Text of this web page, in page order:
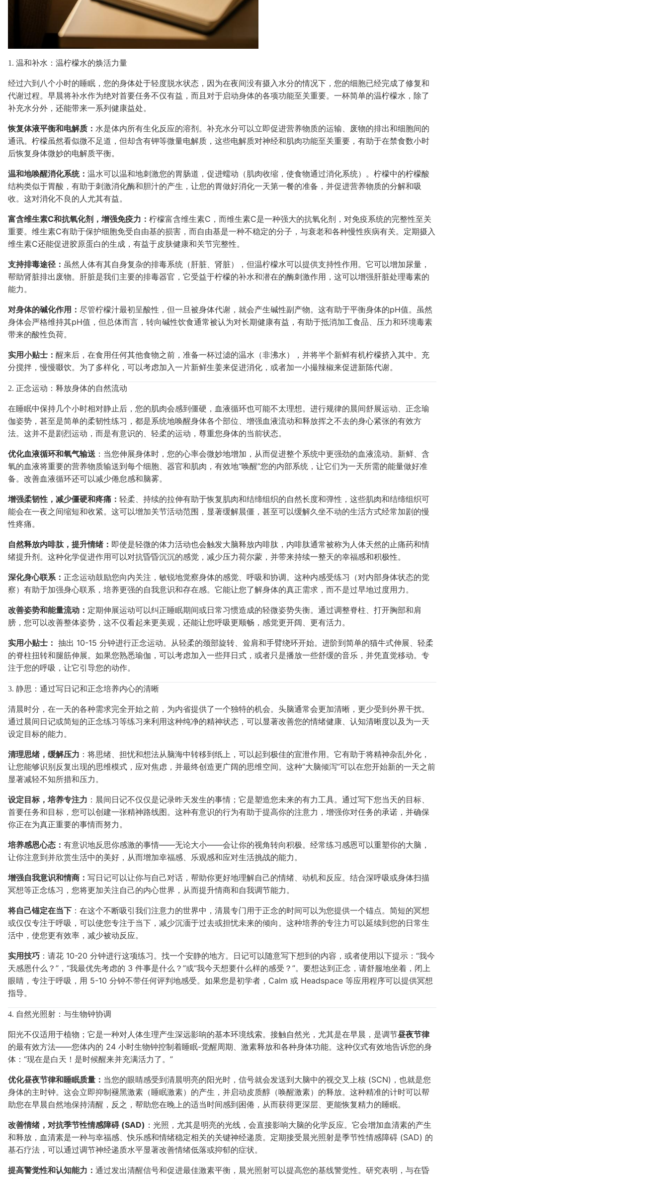
1. 温和补水：温柠檬水的焕活力量
经过六到八个小时的睡眠，您的身体处于轻度脱水状态，因为在夜间没有摄入水分的情况下，您的细胞已经完成了修复和
代谢过程。早晨将补水作为绝对首要任务不仅有益，而且对于启动身体的各项功能至关重要。一杯简单的温柠檬水，除了
补充水分外，还能带来一系列健康益处。
恢复体液平衡和电解质： 水是体内所有生化反应的溶剂。补充水分可以立即促进营养物质的运输、废物的排出和细胞间的
通讯。柠檬虽然看似微不足道，但却含有钾等微量电解质，这些电解质对神经和肌肉功能至关重要，有助于在禁食数小时
后恢复身体微妙的电解质平衡。
温和地唤醒消化系统： 温水可以温和地刺激您的胃肠道，促进蠕动（肌肉收缩，使食物通过消化系统）。柠檬中的柠檬酸
结构类似于胃酸，有助于刺激消化酶和胆汁的产生，让您的胃做好消化一天第一餐的准备，并促进营养物质的分解和吸
收。这对消化不良的人尤其有益。
富含维生素C和抗氧化剂，增强免疫力： 柠檬富含维生素C，而维生素C是一种强大的抗氧化剂，对免疫系统的完整性至关
重要。维生素C有助于保护细胞免受自由基的损害，而自由基是一种不稳定的分子，与衰老和各种慢性疾病有关。定期摄入
维生素C还能促进胶原蛋白的生成，有益于皮肤健康和关节完整性。
支持排毒途径： 虽然人体有其自身复杂的排毒系统（肝脏、肾脏），但温柠檬水可以提供支持性作用。它可以增加尿量，
帮助肾脏排出废物。肝脏是我们主要的排毒器官，它受益于柠檬的补水和潜在的酶刺激作用，这可以增强肝脏处理毒素的
能力。
对身体的碱化作用： 尽管柠檬汁最初呈酸性，但一旦被身体代谢，就会产生碱性副产物。这有助于平衡身体的pH值。虽然
身体会严格维持其pH值，但总体而言，转向碱性饮食通常被认为对长期健康有益，有助于抵消加工食品、压力和环境毒素
带来的酸性负荷。
实用小贴士： 醒来后，在食用任何其他食物之前，准备一杯过滤的温水（非沸水），并将半个新鲜有机柠檬挤入其中。充
分搅拌，慢慢啜饮。为了多样化，可以考虑加入一片新鲜生姜来促进消化，或者加一小撮辣椒来促进新陈代谢。
2. 正念运动：释放身体的自然流动
在睡眠中保持几个小时相对静止后，您的肌肉会感到僵硬，血液循环也可能不太理想。进行规律的晨间舒展运动、正念瑜
伽姿势，甚至是简单的柔韧性练习，都是系统地唤醒身体各个部位、增强血液流动和释放挥之不去的身心紧张的有效方
法。这并不是剧烈运动，而是有意识的、轻柔的运动，尊重您身体的当前状态。
优化血液循环和氧气输送 ：当您伸展身体时，您的心率会微妙地增加，从而促进整个系统中更强劲的血液流动。新鲜、含
氧的血液将重要的营养物质输送到每个细胞、器官和肌肉，有效地“唤醒”您的内部系统，让它们为一天所需的能量做好准
备。改善血液循环还可以减少倦怠感和脑雾。
增强柔韧性，减少僵硬和疼痛： 轻柔、持续的拉伸有助于恢复肌肉和结缔组织的自然长度和弹性，这些肌肉和结缔组织可
能会在一夜之间缩短和收紧。这可以增加关节活动范围，显著缓解晨僵，甚至可以缓解久坐不动的生活方式经常加剧的慢
性疼痛。
自然释放内啡肽，提升情绪： 即使是轻微的体力活动也会触发大脑释放内啡肽，内啡肽通常被称为人体天然的止痛药和情
绪提升剂。这种化学促进作用可以对抗昏昏沉沉的感觉，减少压力荷尔蒙，并带来持续一整天的幸福感和积极性。
深化身心联系： 正念运动鼓励您向内关注，敏锐地觉察身体的感觉、呼吸和协调。这种内感受练习（对内部身体状态的觉
察）有助于加强身心联系，培养更强的自我意识和存在感。它能让您了解身体的真正需求，而不是过早地过度用力。
改善姿势和能量流动： 定期伸展运动可以纠正睡眠期间或日常习惯造成的轻微姿势失衡。通过调整脊柱、打开胸部和肩
膀，您可以改善整体姿势，这不仅看起来更美观，还能让您呼吸更顺畅，感觉更开阔、更有活力。
实用小贴士： 抽出 10-15 分钟进行正念运动。从轻柔的颈部旋转、耸肩和手臂绕环开始。进阶到简单的猫牛式伸展、轻柔
的脊柱扭转和腿筋伸展。如果您熟悉瑜伽，可以考虑加入一些拜日式，或者只是播放一些舒缓的音乐，并凭直觉移动。专
注于您的呼吸，让它引导您的动作。
3. 静思：通过写日记和正念培养内心的清晰
清晨时分，在一天的各种需求完全开始之前，为内省提供了一个独特的机会。头脑通常会更加清晰，更少受到外界干扰。
通过晨间日记或简短的正念练习等练习来利用这种纯净的精神状态，可以显著改善您的情绪健康、认知清晰度以及为一天
设定目标的能力。
清理思绪，缓解压力 ：将思绪、担忧和想法从脑海中转移到纸上，可以起到极佳的宣泄作用。它有助于将精神杂乱外化，
让您能够识别反复出现的思维模式，应对焦虑，并最终创造更广阔的思维空间。这种“大脑倾泻”可以在您开始新的一天之前
显著减轻不知所措和压力。
设定目标，培养专注力 ：晨间日记不仅仅是记录昨天发生的事情；它是塑造您未来的有力工具。通过写下您当天的目标、
首要任务和目标，您可以创建一张精神路线图。这种有意识的行为有助于提高你的注意力，增强你对任务的承诺，并确保
你正在为真正重要的事情而努力。
培养感恩心态： 有意识地反思你感激的事情——无论大小——会让你的视角转向积极。经常练习感恩可以重塑你的大脑，
让你注意到并欣赏生活中的美好，从而增加幸福感、乐观感和应对生活挑战的能力。
增强自我意识和情商： 写日记可以让你与自己对话，帮助你更好地理解自己的情绪、动机和反应。结合深呼吸或身体扫描
冥想等正念练习，您将更加关注自己的内心世界，从而提升情商和自我调节能力。
将自己锚定在当下 ：在这个不断吸引我们注意力的世界中，清晨专门用于正念的时间可以为您提供一个锚点。简短的冥想
或仅仅专注于呼吸，可以使您专注于当下，减少沉湎于过去或担忧未来的倾向。这种培养的专注力可以延续到您的日常生
活中，使您更有效率，减少被动反应。
实用技巧 ：请花 10-20 分钟进行这项练习。找一个安静的地方。日记可以随意写下想到的内容，或者使用以下提示：“我今
天感恩什么？”，“我最优先考虑的 3 件事是什么？”或“我今天想要什么样的感受？”。要想达到正念，请舒服地坐着，闭上
眼睛，专注于呼吸，用 5-10 分钟不带任何评判地感受。如果您是初学者，Calm 或 Headspace 等应用程序可以提供冥想
指导。
4. 自然光照射：与生物钟协调
阳光不仅适用于植物；它是一种对人体生理产生深远影响的基本环境线索。接触自然光，尤其是在早晨，是调节昼夜节律
的最有效方法——您体内的 24 小时生物钟控制着睡眠-觉醒周期、激素释放和各种身体功能。这种仪式有效地告诉您的身
体：“现在是白天！是时候醒来并充满活力了。”
优化昼夜节律和睡眠质量： 当您的眼睛感受到清晨明亮的阳光时，信号就会发送到大脑中的视交叉上核 (SCN)，也就是您
身体的主时钟。这会立即抑制褪黑激素（睡眠激素）的产生，并启动皮质醇（唤醒激素）的释放。这种精准的计时可以帮
助您在早晨自然地保持清醒，反之，帮助您在晚上的适当时间感到困倦，从而获得更深层、更能恢复精力的睡眠。
改善情绪，对抗季节性情感障碍 (SAD) ：光照，尤其是明亮的光线，会直接影响大脑的化学反应。它会增加血清素的产生
和释放，血清素是一种与幸福感、快乐感和情绪稳定相关的关键神经递质。定期接受晨光照射是季节性情感障碍 (SAD) 的
基石疗法，可以通过调节神经递质水平显著改善情绪低落或抑郁的症状。
提高警觉性和认知能力： 通过发出清醒信号和促进最佳激素平衡，晨光照射可以提高您的基线警觉性。研究表明，与在昏